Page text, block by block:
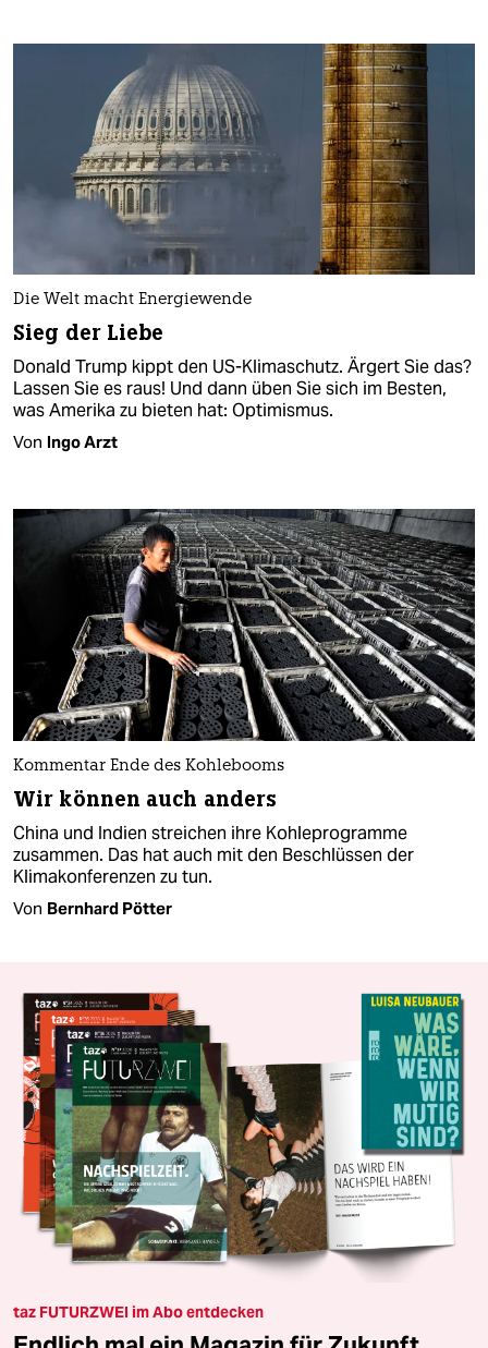
Die Welt macht Energiewende
Sieg der Liebe
Donald Trump kippt den US-Klimaschutz. Ärgert Sie das?
Lassen Sie es raus! Und dann üben Sie sich im Besten,
was Amerika zu bieten hat: Optimismus.
Von Ingo Arzt
Kommentar Ende des Kohlebooms
Wir können auch anders
China und Indien streichen ihre Kohleprogramme
zusammen. Das hat auch mit den Beschlüssen der
Klimakonferenzen zu tun.
Von Bernhard Pötter
taz FUTURZWEI im Abo entdecken